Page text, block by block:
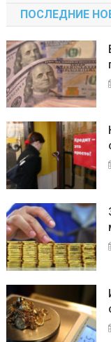
ПОСЛЕДНИЕ